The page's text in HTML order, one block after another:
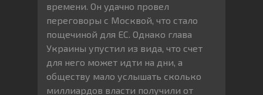
времени. Он удачно провел
переговоры с Москвой, что стало
пощечиной для ЕС. Однако глава
Украины упустил из вида, что счет
для него может идти на дни, а
обществу мало услышать сколько
миллиардов власти получили от